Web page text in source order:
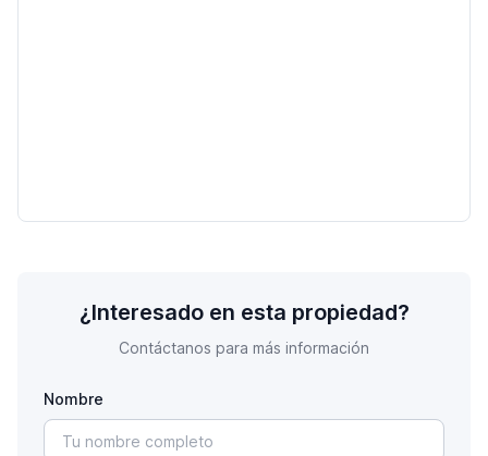
¿Interesado en esta propiedad?
Contáctanos para más información
Nombre